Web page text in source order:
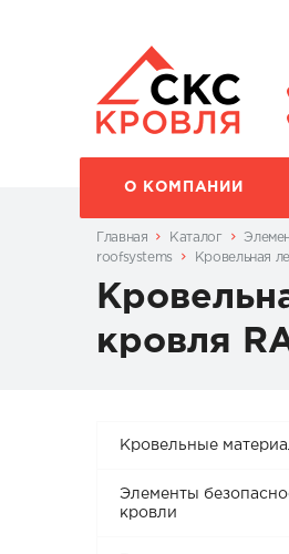
О КОМПАНИИ
Главная Каталог
roofsystems
Кровельная
кровля
Кровельные
Элементы
кровли